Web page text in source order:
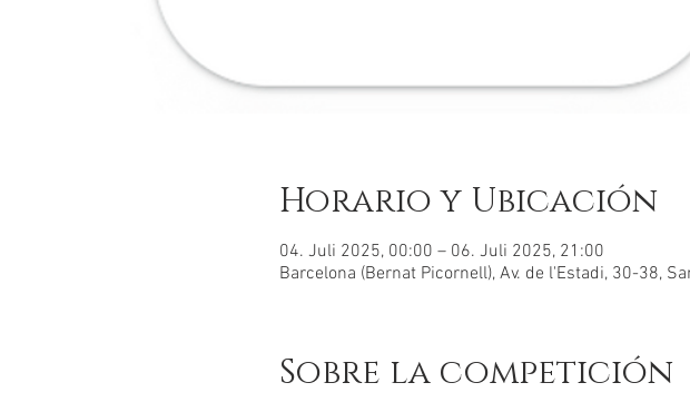
Horario y Ubicación
04. Juli 2025, 00:00 – 06. Juli 2025, 21:00
Barcelona (Bernat Picornell), Av. de l'Estadi, 30-38,
Sobre la competición